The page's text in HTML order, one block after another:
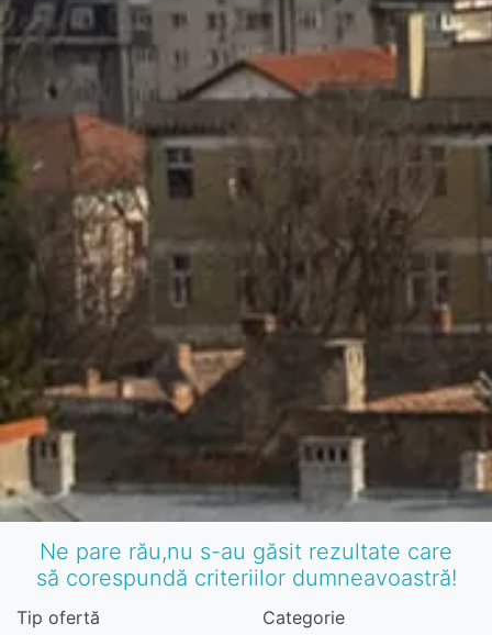
Ne pare rău,nu s-au găsit rezultate care
să corespundă criteriilor dumneavoastră!
Tip ofertă Categorie